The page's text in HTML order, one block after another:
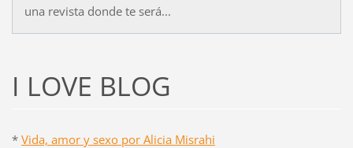
una revista donde te será...
I LOVE BLOG
* Vida, amor y sexo por Alicia Misrahi